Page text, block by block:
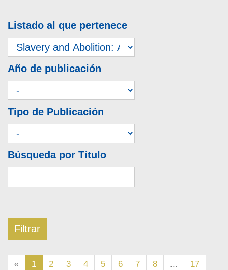
Listado al que pertenece
Año de publicación
Tipo de Publicación
Búsqueda por Título
« 1 2 3 4 5 6 7 8 ...
17